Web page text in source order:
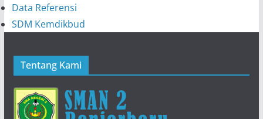
Data Referensi
SDM Kemdikbud
Tentang Kami